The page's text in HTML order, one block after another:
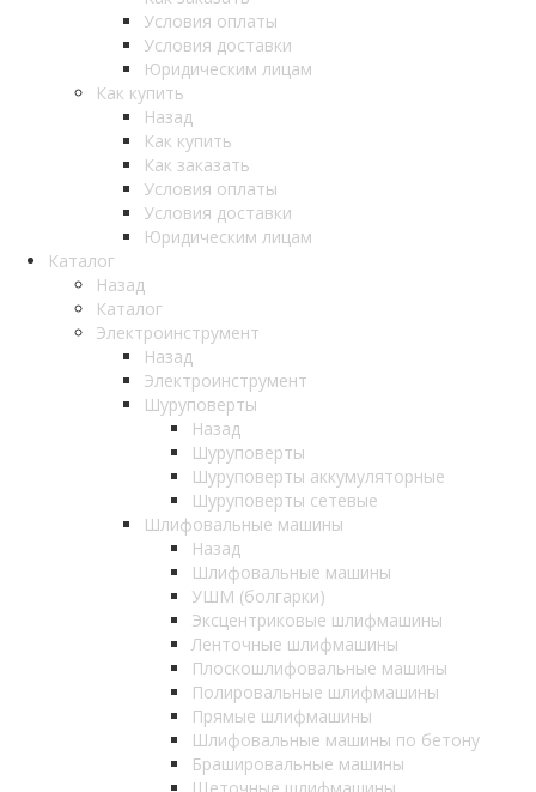
Условия оплаты
Условия доставки
Юридическим лицам
Как купить
Назад
Как купить
Как заказать
Условия оплаты
Условия доставки
Юридическим лицам
Каталог
Назад
Каталог
Электроинструмент
Назад
Электроинструмент
Шуруповерты
Назад
Шуруповерты
Шуруповерты аккумуляторные
Шуруповерты сетевые
Шлифовальные машины
Назад
Шлифовальные машины
УШМ (болгарки)
Эксцентриковые шлифмашины
Ленточные шлифмашины
Плоскошлифовальные машины
Полировальные шлифмашины
Прямые шлифмашины
Шлифовальные машины по бетону
Брашировальные машины
Щеточные шлифмашины